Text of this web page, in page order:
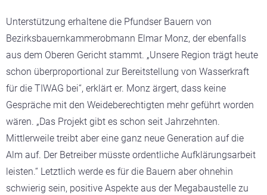
Unterstützung erhaltene die Pfundser Bauern von
Bezirksbauernkammerobmann Elmar Monz, der ebenfalls
aus dem Oberen Gericht stammt. „Unsere Region trägt heute
schon überproportional zur Bereitstellung von Wasserkraft
für die TIWAG bei“, erklärt er. Monz ärgert, dass keine
Gespräche mit den Weideberechtigten mehr geführt worden
wären. „Das Projekt gibt es schon seit Jahrzehnten.
Mittlerweile treibt aber eine ganz neue Generation auf die
Alm auf. Der Betreiber müsste ordentliche Aufklärungsarbeit
leisten.“ Letztlich werde es für die Bauern aber ohnehin
schwierig sein, positive Aspekte aus der Megabaustelle zu